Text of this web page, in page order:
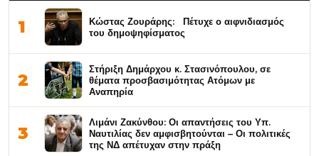
1
Κώστας Ζουράρης: Πέτυχε ο αιφνιδιασμός
του δημοψηφίσματος
2
Στήριξη Δημάρχου κ. Στασινόπουλου, σε
θέματα προσβασιμότητας Ατόμων με
Αναπηρία
3
Λιμάνι Ζακύνθου: Οι απαντήσεις του Υπ.
Ναυτιλίας δεν αμφισβητούνται – Οι πολιτικές
της ΝΔ απέτυχαν στην πράξη